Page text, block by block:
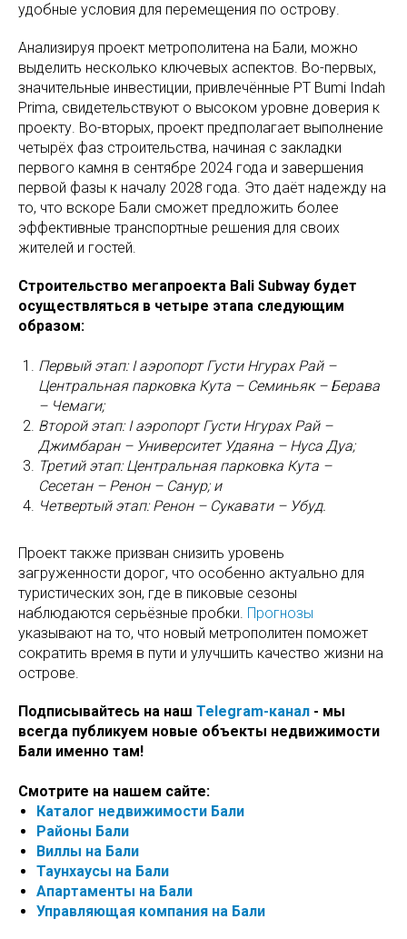
удобные условия для перемещения по острову.
Анализируя проект метрополитена на Бали, можно
выделить несколько ключевых аспектов. Во-первых,
значительные инвестиции, привлечённые PT Bumi Indah
Prima, свидетельствуют о высоком уровне доверия к
проекту. Во-вторых, проект предполагает выполнение
четырёх фаз строительства, начиная с закладки
первого камня в сентябре 2024 года и завершения
первой фазы к началу 2028 года. Это даёт надежду на
то, что вскоре Бали сможет предложить более
эффективные транспортные решения для своих
жителей и гостей.
Строительство мегапроекта Bali Subway будет
осуществляться в четыре этапа следующим
образом:
Первый этап: I аэропорт Густи Нгурах Рай –
Центральная парковка Кута – Семиньяк – Берава
– Чемаги;
Второй этап: I аэропорт Густи Нгурах Рай –
Джимбаран – Университет Удаяна – Нуса Дуа;
Третий этап: Центральная парковка Кута –
Сесетан – Ренон – Санур; и
Четвертый этап: Ренон – Сукавати – Убуд.
Проект также призван снизить уровень
загруженности дорог, что особенно актуально для
туристических зон, где в пиковые сезоны
наблюдаются серьёзные пробки. Прогнозы
указывают на то, что новый метрополитен поможет
сократить время в пути и улучшить качество жизни на
острове.
Подписывайтесь на наш Telegram-канал - мы
всегда публикуем новые объекты недвижимости
Бали именно там!
Смотрите на нашем сайте:
Каталог недвижимости Бали
Районы Бали
Виллы на Бали
Таунхаусы на Бали
Апартаменты на Бали
Управляющая компания на Бали